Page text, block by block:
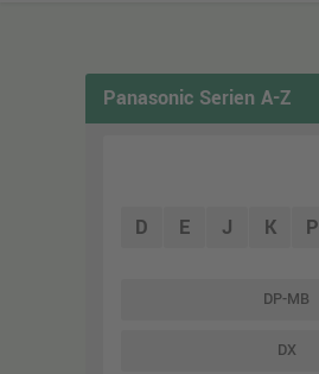
Panasonic Serien A-Z
D E J K P
DP-MB
DX